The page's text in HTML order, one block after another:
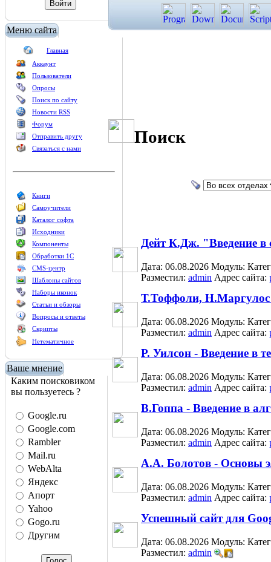
Меню сайта
Главная
Аккаунт
Пользователи
Опросы
Поиск по сайту
Новости RSS
Форум
Отправить другу
Связаться с нами
Книги
Самоучители
Каталог софта
Исходники
Компоненты
Обработки 1С
CMS-центр
Шаблоны сайтов
Наборы иконок
Статьи и обзоры
Вопросы и ответы
Скрипты
Нетематичное
Ваше мнение
Каким поисковиком
вы пользуетесь ?
Google.ru
Google.com
Rambler
Mail.ru
WebAlta
Яндекс
Апорт
Yahoo
Gogo.ru
Другим
Поиск
Дейт К.Дж. "Введение в
Дата: 06.08.2026 Модуль:
Разместил: admin Адрес сайта:
Т.Тоффоли,
Дата: 06.08.2026 Модуль:
Разместил: admin Адрес сайта:
Р. Уилсон - Введение в
Дата: 06.08.2026 Модуль:
Разместил: admin Адрес сайта:
В.Гоппа - Введение в
Дата: 06.08.2026 Модуль:
Разместил: admin Адрес сайта:
А.А. Болотов - Основы
Дата: 06.08.2026 Модуль:
Разместил: admin Адрес сайта:
Успешный сайт для
Дата: 06.08.2026 Модуль:
Разместил: admin